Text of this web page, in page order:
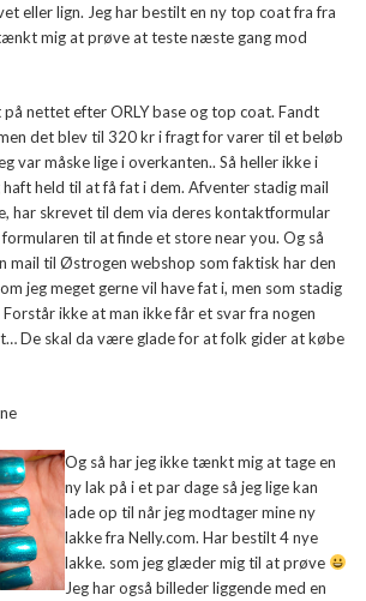
eller lign. Jeg har bestilt en ny top coat fra fra
mig at prøve at teste næste gang mod
nettet efter ORLY base og top coat. Fandt
det blev til 320 kr i fragt for varer til et beløb
var måske lige i overkanten.. Så heller ikke i
haft held til at få fat i dem. Afventer stadig mail
har skrevet til dem via deres kontaktformular
til at finde et store near you. Og så
mail til Østrogen webshop som faktisk har den
jeg meget gerne vil have fat i, men som stadig
Forstår ikke at man ikke får et svar fra nogen
De skal da være glade for at folk gider at købe
Og så har jeg ikke tænkt mig at tage en
ny lak på i et par dage så jeg lige kan
lade op til når jeg modtager mine ny
lakke fra Nelly.com. Har bestilt 4 nye
lakke. som jeg glæder mig til at prøve
Jeg har også billeder liggende med en